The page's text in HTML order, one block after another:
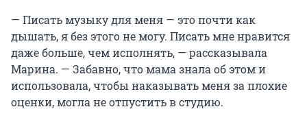
— Писать музыку для меня — это почти как
дышать, я без этого не могу. Писать мне нравится
даже больше, чем исполнять, — рассказывала
Марина. — Забавно, что мама знала об этом и
использовала, чтобы наказывать меня за плохие
оценки, могла не отпустить в студию.